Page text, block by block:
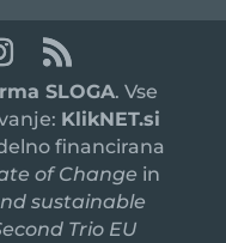
SLOGA. Vse
KlikNET.si
financirana
of Change in
sustainable
Trio EU